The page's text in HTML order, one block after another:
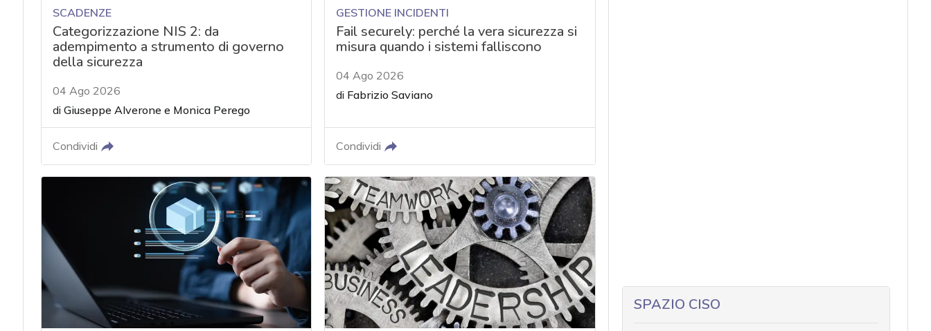
SCADENZE
Categorizzazione NIS 2: da
adempimento a strumento di governo
della sicurezza
04 Ago 2026
di Giuseppe Alveronee Monica Perego
Condividi
GESTIONE INCIDENTI
Fail securely: perché la vera sicurezza si
misura quando i sistemi falliscono
04 Ago 2026
di Fabrizio Saviano
Condividi
SPAZIO CISO